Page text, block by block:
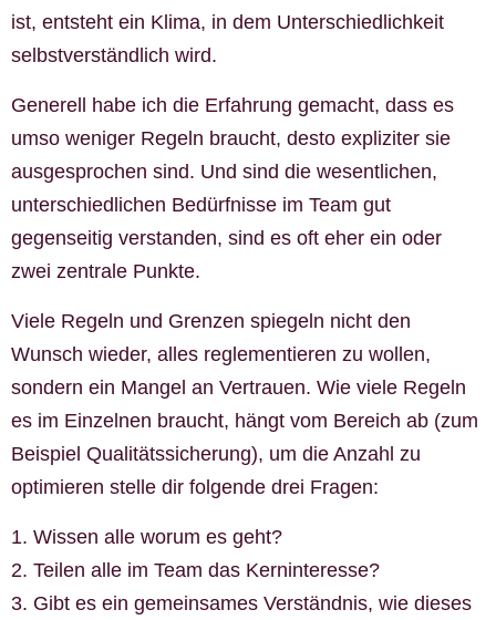
ist, entsteht ein Klima, in dem Unterschiedlichkeit
selbstverständlich wird.
Generell habe ich die Erfahrung gemacht, dass es
umso weniger Regeln braucht, desto expliziter sie
ausgesprochen sind. Und sind die wesentlichen,
unterschiedlichen Bedürfnisse im Team gut
gegenseitig verstanden, sind es oft eher ein oder
zwei zentrale Punkte.
Viele Regeln und Grenzen spiegeln nicht den
Wunsch wieder, alles reglementieren zu wollen,
sondern ein Mangel an Vertrauen. Wie viele Regeln
es im Einzelnen braucht, hängt vom Bereich ab (zum
Beispiel Qualitätssicherung), um die Anzahl zu
optimieren stelle dir folgende drei Fragen:
Wissen alle worum es geht?
Teilen alle im Team das Kerninteresse?
Gibt es ein gemeinsames Verständnis, wie dieses